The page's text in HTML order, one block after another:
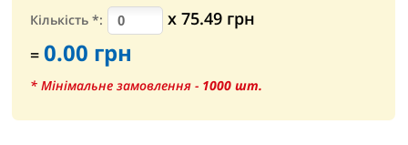
Кількість*: х75.49 грн
=0.00 грн
* Мінімальне замовлення - 1000 шт.